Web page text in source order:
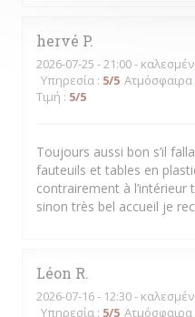
hervé P
2026-07-25 - 21:00 -
Υπηρεσία : 5/5 Ατμόσφαιρα
Τιμή : 5/5
Toujours aussi bon s’il
fauteuils et tables en
contrairement à
sinon très bel accueil je
Léon R
2026-07-16- 12:30 -
Υπηρεσία : 5/5 Ατμόσφαιρα